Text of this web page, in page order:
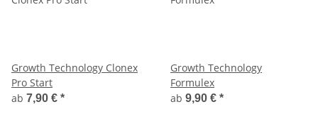
Growth Technology Clonex
Pro Start
ab 7,90 € *
Growth Technology
Formulex
ab 9,90 € *